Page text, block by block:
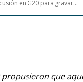
en G20 para gravar…
que